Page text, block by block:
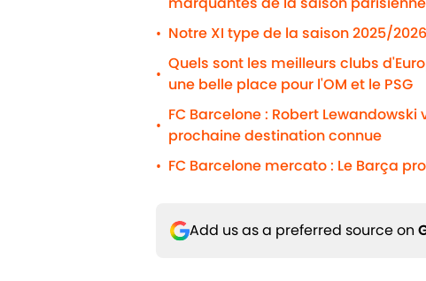
• Notre XI type de la saison 2025/2026
•
Quels sont les meilleurs clubs
une belle place pour l'OM et le PSG
•
FC Barcelone : Robert
prochaine destination connue
• FC Barcelone mercato : Le Barça
Add us as a preferred source on